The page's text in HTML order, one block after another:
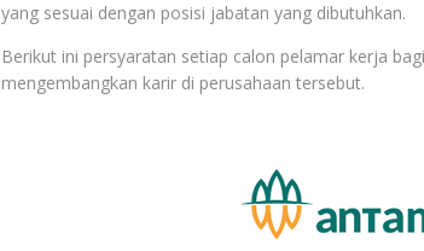
yang sesuai dengan posisi jabatan yang dibutuhkan.
Berikut ini persyaratan setiap calon pelamar kerja
mengembangkan karir di perusahaan tersebut.